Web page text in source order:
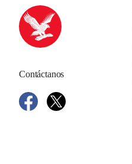
Contáctanos